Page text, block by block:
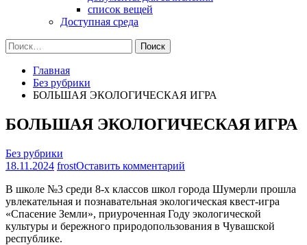
список вещей
Доступная среда
Найти:
Главная
Без рубрики
БОЛЬШАЯ ЭКОЛОГИЧЕСКАЯ ИГРА
БОЛЬШАЯ ЭКОЛОГИЧЕСКАЯ ИГРА
Без рубрики
18.11.2024 frostОставить комментарий
ЭКОЛОГИЧЕСКАЯ
ИГРА
В школе №3 среди 8-х классов школ города Шумерли прошла
увлекательная и познавательная экологическая квест-игра
«Спасение Земли», приуроченная Году экологической
культуры и бережного природопользования в Чувашской
республике.